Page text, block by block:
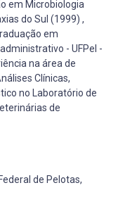
em Microbiologia
do Sul (1999) ,
em
- UFPel -
na área de
Clínicas,
no Laboratório de
de
de Pelotas,